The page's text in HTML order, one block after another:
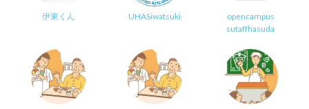
伊東くん UHASiwatsuki
opencampus
sutaffhasuda